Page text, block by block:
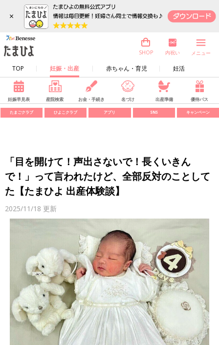
×
TOP 妊娠・出産 赤ちゃん・育児 妊活
SHOP 内祝い メニュー
妊娠早見表 産院検索 お金・手続き 名づけ 出産準備 優待パス
たまごクラブ ひよこクラブ アプリ SNS キャンペーン
「目を開けて！声出さないで！長くいきん
で！」って言われたけど、全部反対のことして
た【たまひよ 出産体験談】
2025/11/18 更新